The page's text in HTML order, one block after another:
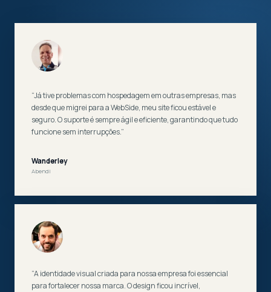
“Já tive problemas com hospedagem em outras empresas, mas
desde que migrei para a WebSide, meu site ficou estável e
seguro. O suporte é sempre ágil e eficiente, garantindo que tudo
funcione sem interrupções.”
Wanderley
Abendi
“A identidade visual criada para nossa empresa foi essencial
para fortalecer nossa marca. O design ficou incrível,